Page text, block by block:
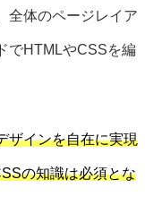
全体のページレイア
でHTMLやCSSを編
ザインを自在に実現
の知識は必須とな